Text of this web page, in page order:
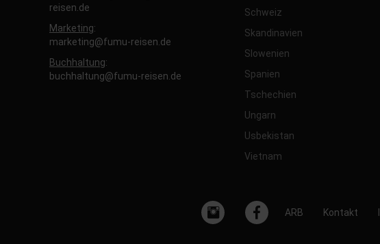
reisen.de
Marketing:
marketing@fumu-reisen.de
Buchhaltung:
buchhaltung@fumu-reisen.de
Schweiz
Skandinavien
Slowenien
Spanien
Tschechien
Ungarn
Usbekistan
Vietnam
ARB Kontakt